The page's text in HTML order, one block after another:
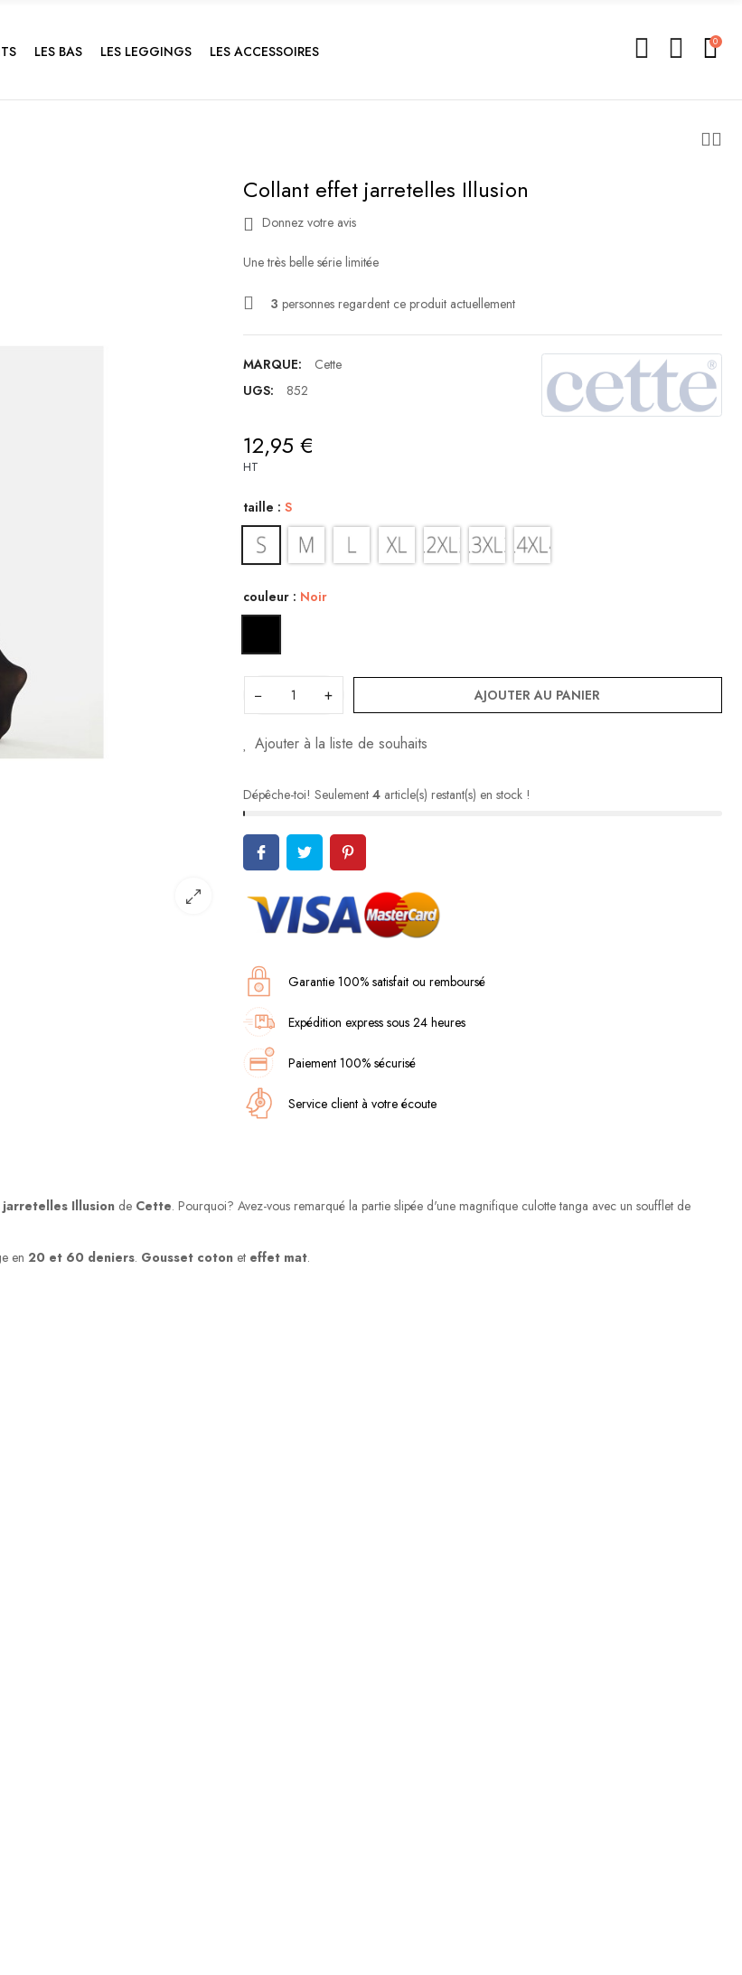
LES BAS LES LEGGINGS LES ACCESSOIRES
0
Collant effet jarretelles Illusion
Donnez votre avis
Une très belle série limitée
3 personnes regardent ce produit actuellement
MARQUE:
Cette
UGS:
852
12,95 €
HT
taille : S
couleur : Noir
− + AJOUTER AU PANIER
Ajouter à la liste de souhaits
Dépêche-toi! Seulement 4article(s) restant(s) en stock !
Garantie 100% satisfait ou remboursé
Expédition express sous 24 heures
Paiement 100% sécurisé
Service client à votre écoute
Illusion de Cette. Pourquoi? Avez-vous remarqué la partie slipée d'une magnifique culotte tanga avec un soufflet de
en 20 et 60 deniers. Gousset coton et effet mat.